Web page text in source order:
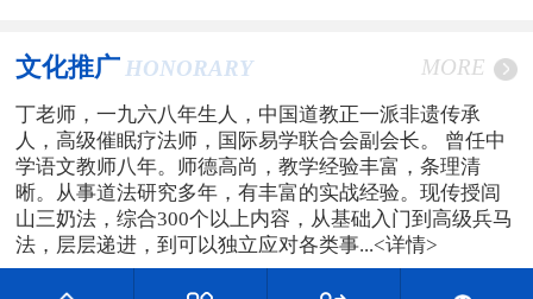
文化推广 HONORARY MORE
丁老师，一九六八年生人，中国道教正一派非遗传承
人，高级催眠疗法师，国际易学联合会副会长。 曾任中
学语文教师八年。师德高尚，教学经验丰富，条理清
晰。从事道法研究多年，有丰富的实战经验。现传授闾
山三奶法，综合300个以上内容，从基础入门到高级兵马
法，层层递进，到可以独立应对各类事...<详情>